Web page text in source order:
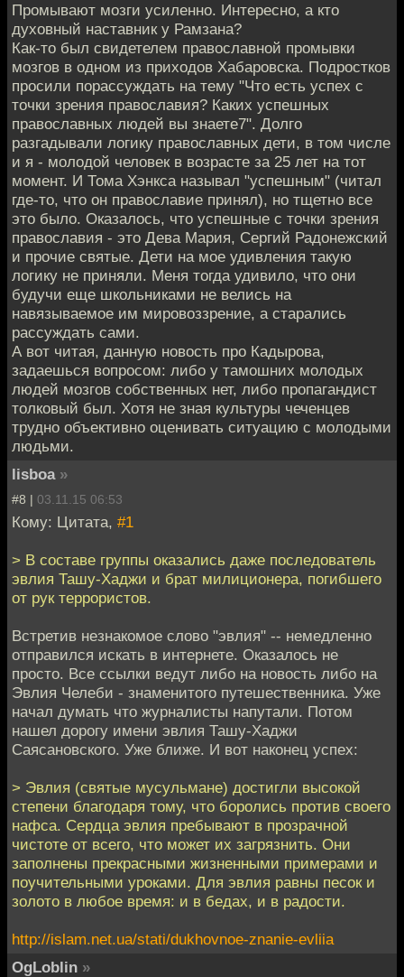
Промывают мозги усиленно. Интересно, а кто
духовный наставник у Рамзана?
Как-то был свидетелем православной промывки
мозгов в одном из приходов Хабаровска. Подростков
просили порассуждать на тему "Что есть успех с
точки зрения православия? Каких успешных
православных людей вы знаете7". Долго
разгадывали логику православных дети, в том числе
и я - молодой человек в возрасте за 25 лет на тот
момент. И Тома Хэнкса называл "успешным" (читал
где-то, что он православие принял), но тщетно все
это было. Оказалось, что успешные с точки зрения
православия - это Дева Мария, Сергий Радонежский
и прочие святые. Дети на мое удивления такую
логику не приняли. Меня тогда удивило, что они
будучи еще школьниками не велись на
навязываемое им мировоззрение, а старались
рассуждать сами.
А вот читая, данную новость про Кадырова,
задаешься вопросом: либо у тамошних молодых
людей мозгов собственных нет, либо пропагандист
толковый был. Хотя не зная культуры чеченцев
трудно объективно оценивать ситуацию с молодыми
людьми.
lisboa »
#8 | 03.11.15 06:53
Кому: Цитата, #1
> В составе группы оказались даже последователь
эвлия Ташу-Хаджи и брат милиционера, погибшего
от рук террористов.
Встретив незнакомое слово "эвлия" -- немедленно
отправился искать в интернете. Оказалось не
просто. Все ссылки ведут либо на новость либо на
Эвлия Челеби - знаменитого путешественника. Уже
начал думать что журналисты напутали. Потом
нашел дорогу имени эвлия Ташу-Хаджи
Саясановского. Уже ближе. И вот наконец успех:
> Эвлия (святые мусульмане) достигли высокой
степени благодаря тому, что боролись против своего
нафса. Сердца эвлия пребывают в прозрачной
чистоте от всего, что может их загрязнить. Они
заполнены прекрасными жизненными примерами и
поучительными уроками. Для эвлия равны песок и
золото в любое время: и в бедах, и в радости.
http://islam.net.ua/stati/dukhovnoe-znanie-evliia
OgLoblin »